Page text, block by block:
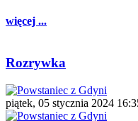
więcej ...
Rozrywka
piątek, 05 stycznia 2024